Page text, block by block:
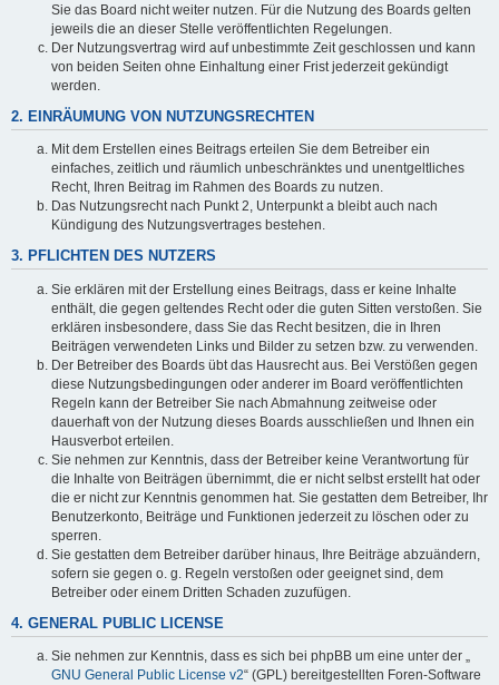
Sie das Board nicht weiter nutzen. Für die Nutzung des Boards gelten
jeweils die an dieser Stelle veröffentlichten Regelungen.
Der Nutzungsvertrag wird auf unbestimmte Zeit geschlossen und kann
von beiden Seiten ohne Einhaltung einer Frist jederzeit gekündigt
werden.
2. EINRÄUMUNG VON NUTZUNGSRECHTEN
Mit dem Erstellen eines Beitrags erteilen Sie dem Betreiber ein
einfaches, zeitlich und räumlich unbeschränktes und unentgeltliches
Recht, Ihren Beitrag im Rahmen des Boards zu nutzen.
Das Nutzungsrecht nach Punkt 2, Unterpunkt a bleibt auch nach
Kündigung des Nutzungsvertrages bestehen.
3. PFLICHTEN DES NUTZERS
Sie erklären mit der Erstellung eines Beitrags, dass er keine Inhalte
enthält, die gegen geltendes Recht oder die guten Sitten verstoßen. Sie
erklären insbesondere, dass Sie das Recht besitzen, die in Ihren
Beiträgen verwendeten Links und Bilder zu setzen bzw. zu verwenden.
Der Betreiber des Boards übt das Hausrecht aus. Bei Verstößen gegen
diese Nutzungsbedingungen oder anderer im Board veröffentlichten
Regeln kann der Betreiber Sie nach Abmahnung zeitweise oder
dauerhaft von der Nutzung dieses Boards ausschließen und Ihnen ein
Hausverbot erteilen.
Sie nehmen zur Kenntnis, dass der Betreiber keine Verantwortung für
die Inhalte von Beiträgen übernimmt, die er nicht selbst erstellt hat oder
die er nicht zur Kenntnis genommen hat. Sie gestatten dem Betreiber, Ihr
Benutzerkonto, Beiträge und Funktionen jederzeit zu löschen oder zu
sperren.
Sie gestatten dem Betreiber darüber hinaus, Ihre Beiträge abzuändern,
sofern sie gegen o. g. Regeln verstoßen oder geeignet sind, dem
Betreiber oder einem Dritten Schaden zuzufügen.
4. GENERAL PUBLIC LICENSE
Sie nehmen zur Kenntnis, dass es sich bei phpBB um eine unter der „
GNU General Public License v2“ (GPL) bereitgestellten Foren-Software